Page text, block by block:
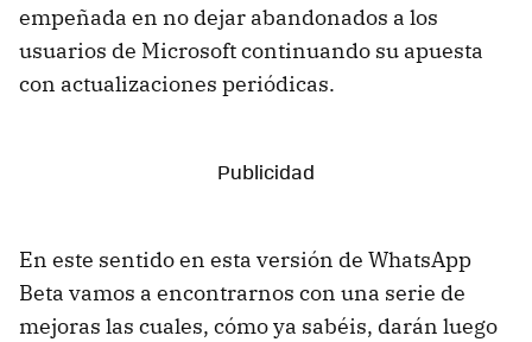
empeñada en no dejar abandonados a los
usuarios de Microsoft continuando su apuesta
con actualizaciones periódicas.
En este sentido en esta versión de WhatsApp
Beta vamos a encontrarnos con una serie de
mejoras las cuales, cómo ya sabéis, darán luego